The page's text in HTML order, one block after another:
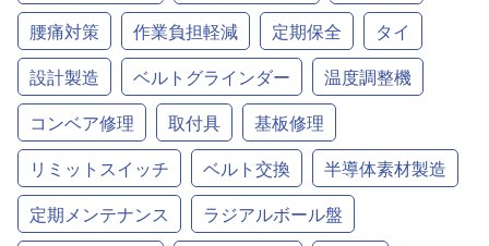
腰痛対策
作業負担軽減 定期保全
タイ
設計製造
ベルトグラインダー
温度調整機
コンベア修理
取付具
基板修理
リミットスイッチ
ベルト交換
半導体素材製造
定期メンテナンス
ラジアルボール盤